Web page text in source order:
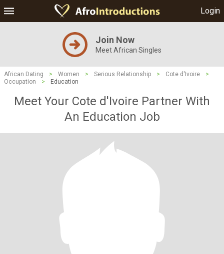
Login
Join Now
Meet African Singles
African Dating > Women > Serious Relationship > Cote d'Ivoire
>
Occupation
> Education
Meet Your Cote d'Ivoire Partner With
An Education Job